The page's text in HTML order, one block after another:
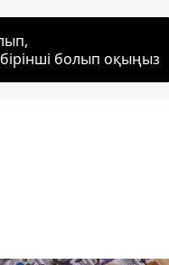
болып оқыңыз